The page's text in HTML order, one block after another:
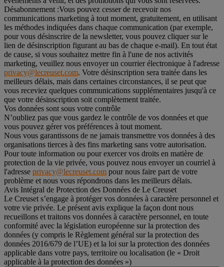
Désabonnement :Vous pouvez cesser de recevoir nos
communications marketing à tout moment, gratuitement, en utilisant
les méthodes indiquées dans chaque communication (par exemple,
pour vous désinscrire de la newsletter, vous pouvez cliquer sur le
lien de désinscription figurant au bas de chaque e-mail). En tout état
de cause, si vous souhaitez mettre fin à l'une de nos activités
marketing, veuillez nous envoyer un courrier électronique à l'adresse
privacy@lecreuset.com. Votre désinscription sera traitée dans les
meilleurs délais, mais dans certaines circonstances, il se peut que
vous receviez quelques communications supplémentaires jusqu'à ce
que votre désinscription soit complètement traitée.
Vos données sont sous votre contrôle
N’oubliez pas que vous gardez le contrôle de vos données et que
vous pouvez gérer vos préférences à tout moment.
Nous vous garantissons de ne jamais transmettre vos données à des
organisations tierces à des fins marketing sans votre autorisation.
Pour toute information ou pour exercer vos droits en matière de
protection de la vie privée, vous pouvez nous envoyer un courriel à
l'adresse privacy@lecreuset.com pour nous faire part de votre
problème et nous vous répondrons dans les meilleurs délais.
Avis Intégral de Protection des Données de Le Creuset
Le Creuset s’engage à protéger vos données à caractère personnel et
votre vie privée. Le présent avis explique la façon dont nous
recueillons et traitons vos données à caractère personnel, en toute
conformité avec la législation européenne sur la protection des
données (y compris le Règlement général sur la protection des
données 2016/679 de l’UE) et la loi sur la protection des données
applicable dans votre pays, territoire ou localisation (le « Droit
applicable à la protection des données »)